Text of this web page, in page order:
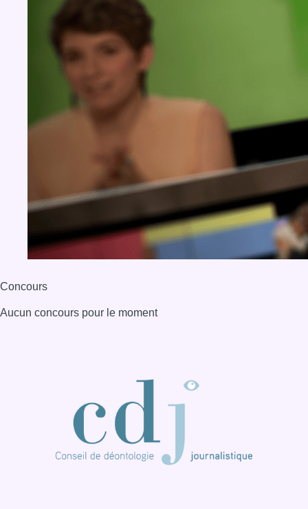
Concours
Aucun concours pour le moment